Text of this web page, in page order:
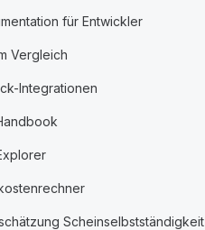
für Entwickler
Vergleich
Integrationen
Scheinselbstständigkeit